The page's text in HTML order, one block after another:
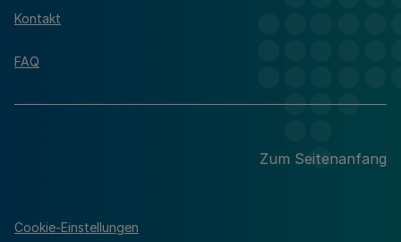
Kontakt
FAQ
Zum Seitenanfang
Cookie-Einstellungen